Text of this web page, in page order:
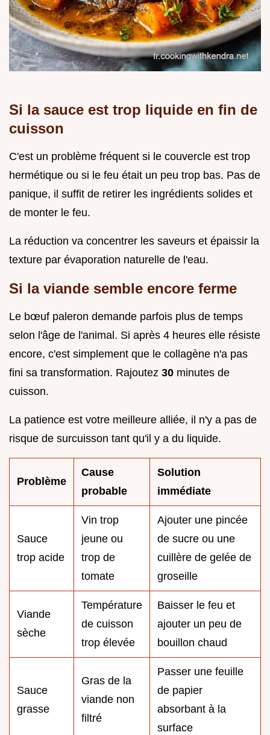
Si la sauce est trop liquide en fin de
cuisson
C'est un problème fréquent si le couvercle est trop
hermétique ou si le feu était un peu trop bas. Pas de
panique, il suffit de retirer les ingrédients solides et
de monter le feu.
La réduction va concentrer les saveurs et épaissir la
texture par évaporation naturelle de l'eau.
Si la viande semble encore ferme
Le bœuf paleron demande parfois plus de temps
selon l'âge de l'animal. Si après 4 heures elle résiste
encore, c'est simplement que le collagène n'a pas
fini sa transformation. Rajoutez 30 minutes de
cuisson.
La patience est votre meilleure alliée, il n'y a pas de
risque de surcuisson tant qu'il y a du liquide.
Problème
Cause
probable
Solution
immédiate
Sauce
trop acide
Vin trop
jeune ou
trop de
tomate
Ajouter une pincée
de sucre ou une
cuillère de gelée de
groseille
Viande
sèche
Température
de cuisson
trop élevée
Baisser le feu et
ajouter un peu de
bouillon chaud
Sauce
grasse
Gras de la
viande non
filtré
Passer une feuille
de papier
absorbant à la
surface